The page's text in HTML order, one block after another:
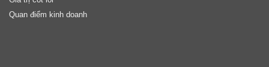
Quan điểm kinh doanh